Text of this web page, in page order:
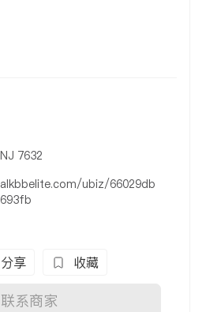
7632
ubiz/66029db
分享 收藏
联系商家